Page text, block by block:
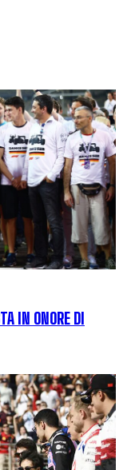
IN ONORE DI